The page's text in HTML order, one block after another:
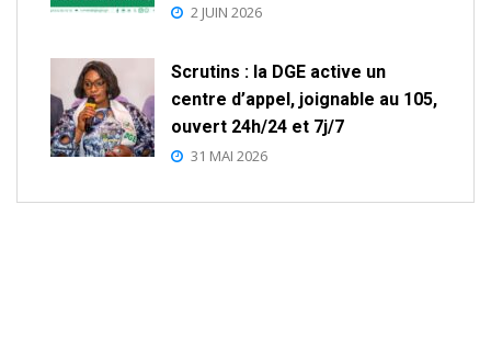
2 JUIN 2026
Scrutins : la DGE active un
centre d’appel, joignable au 105,
ouvert 24h/24 et 7j/7
31 MAI 2026